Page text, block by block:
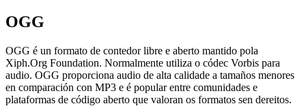
OGG
OGG é un formato de contedor libre e aberto mantido pola
Xiph.Org Foundation. Normalmente utiliza o códec Vorbis para
audio. OGG proporciona audio de alta calidade a tamaños menores
en comparación con MP3 e é popular entre comunidades e
plataformas de código aberto que valoran os formatos sen dereitos.